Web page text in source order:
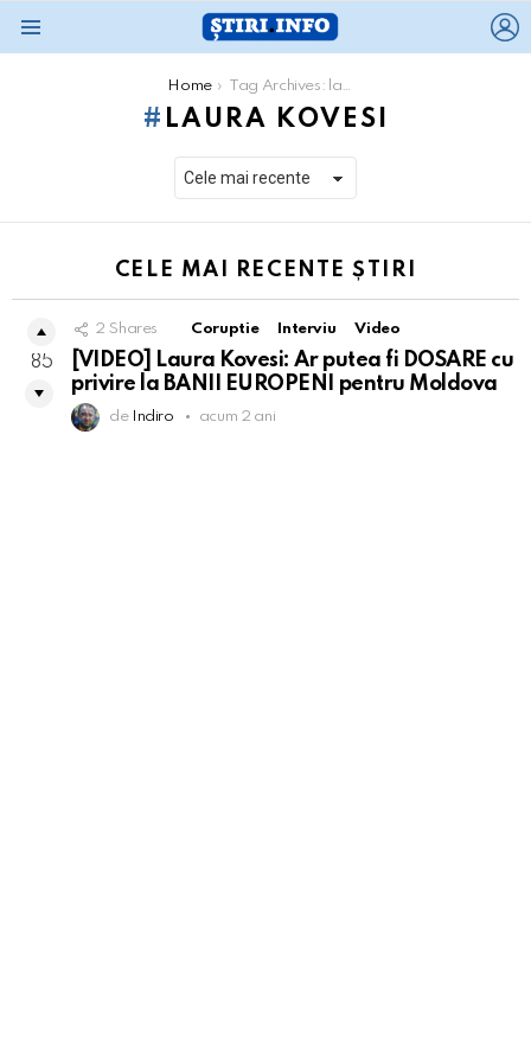
Home Tag Archives: laura kovesi
LAURA KOVESI
CELE MAI RECENTE ȘTIRI
2 Shares Coruptie Interviu Video
[VIDEO] Laura Kovesi: Ar putea fi DOSARE cu
privire la BANII EUROPENI pentru Moldova
de Indiro acum 2 ani
85